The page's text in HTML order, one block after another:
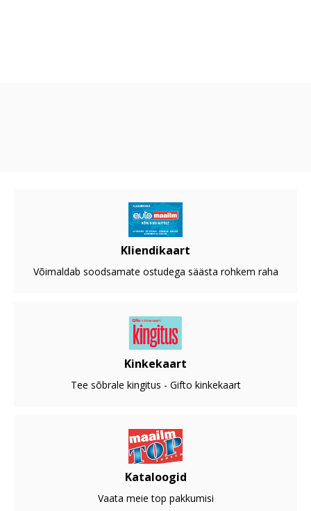
Kliendikaart
Võimaldab soodsamate ostudega säästa rohkem raha
Kinkekaart
Tee sõbrale kingitus - Gifto kinkekaart
Kataloogid
Vaata meie top pakkumisi